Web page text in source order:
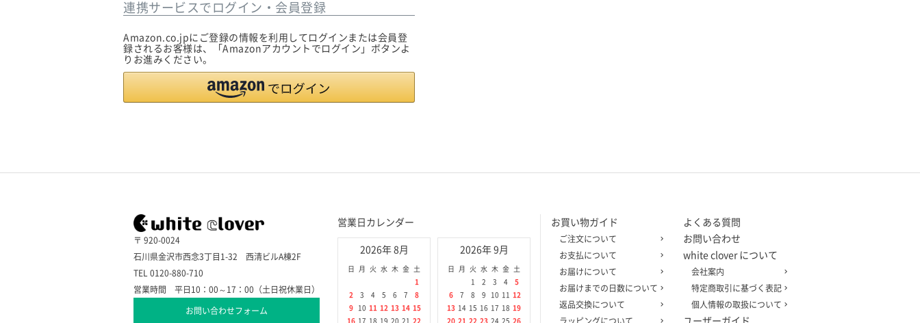
連携サービスでログイン・会員登録
Amazon.co.jpにご登録の情報を利用してログインまたは会員登
録されるお客様は、「Amazonアカウントでログイン」ボタンよ
りお進みください。
〒 920-0024
石川県金沢市西念3丁目1-32 西清ビルA棟2F
TEL 0120-880-710
営業時間 平日10：00～17：00（土日祝休業日）
お問い合わせフォーム
営業日カレンダー
2026年 8月
日 月 火 水 木 金
土
1
2
3 4 5 6 7
8
9
10 11 12 13 14 15
16 17 18 19 20 21 22
2026年 9月
日 月 火 水 木 金
土
1
2 3 4
5
6
7 8 9 10 11
12
13 14 15 16 17 18 19
20 21 22 23 24 25 26
お買い物ガイド
ご注文について
お支払について
お届けについて
お届けまでの日数について
返品交換について
ラッピングについて
よくある質問
お問い合わせ
white clover について
会社案内
特定商取引に基づく表記
個人情報の取扱について
ユーザーガイド